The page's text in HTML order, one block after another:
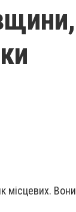
місцевих. Вони